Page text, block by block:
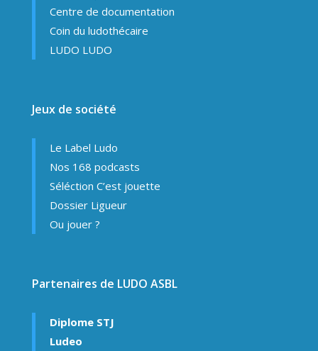
Centre de documentation
Coin du ludothécaire
LUDO LUDO
Jeux de société
Le Label Ludo
Nos 168 podcasts
Séléction C’est jouette
Dossier Ligueur
Ou jouer ?
Partenaires de LUDO ASBL
Diplome STJ
Ludeo